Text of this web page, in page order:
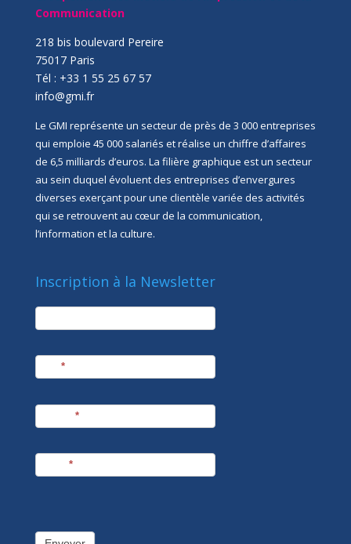
Communication
218 bis boulevard Pereire
75017 Paris
Tél : +33 1 55 25 67 57
info@gmi.fr
Le GMI représente un secteur de près de 3 000 entreprises
qui emploie 45 000 salariés et réalise un chiffre d’affaires
de 6,5 milliards d’euros. La filière graphique est un secteur
au sein duquel évoluent des entreprises d’envergures
diverses exerçant pour une clientèle variée des activités
qui se retrouvent au cœur de la communication,
l’information et la culture.
Inscription à la Newsletter
newsletter
*
*
*